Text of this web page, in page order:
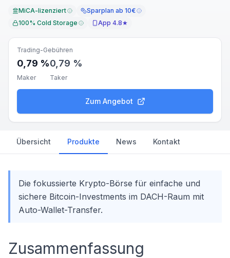
MiCA-lizenziert
Sparplan ab 10€
100% Cold Storage
App 4.8★
Trading-Gebühren
0,79 %
Maker
0,79 %
Taker
Zum Angebot
Übersicht Produkte News Kontakt
Die fokussierte Krypto-Börse für einfache und
sichere Bitcoin-Investments im DACH-Raum mit
Auto-Wallet-Transfer.
Zusammenfassung